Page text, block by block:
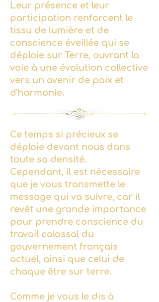
Leur présence et leur
participation renforcent le
tissu de lumière et de
conscience éveillée qui se
déploie sur Terre, ouvrant la
voie à une évolution collective
vers un avenir de paix et
d'harmonie.
Ce temps si précieux se
déploie devant nous dans
toute sa densité.
Cependant, il est nécessaire
que je vous transmette le
message qui va suivre, car il
revêt une grande importance
pour prendre conscience du
travail colossal du
gouvernement français
actuel, ainsi que celui de
chaque être sur terre.
Comme je vous le dis à